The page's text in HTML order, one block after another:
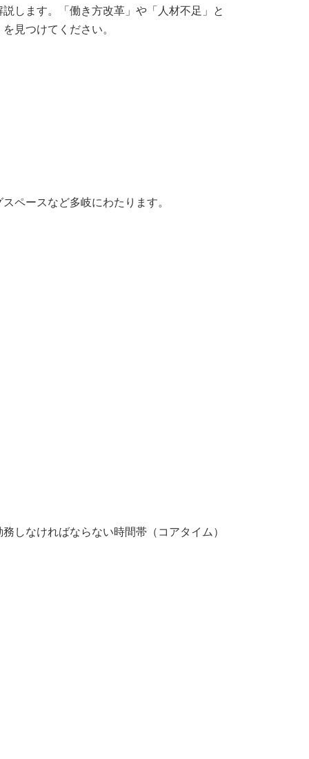
します。「働き方改革」や「人材不足」と
見つけてください。
ペースなど多岐にわたります。
しなければならない時間帯（コアタイム）